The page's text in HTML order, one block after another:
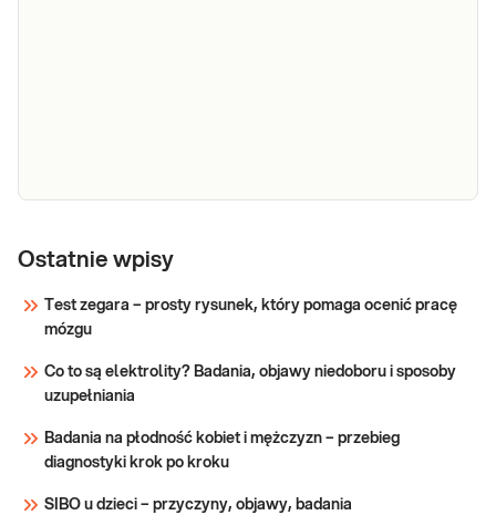
wątrobowe
ALP, BIL,
GGTP)
Próby wątrobowe. Oznaczenie wartości
wątrobowych i bilirubiny) przydatne w
Ostatnie wpisy
Test zegara – prosty rysunek, który pomaga ocenić pracę
mózgu
Co to są elektrolity? Badania, objawy niedoboru i sposoby
uzupełniania
Badania na płodność kobiet i mężczyzn – przebieg
diagnostyki krok po kroku
SIBO u dzieci – przyczyny, objawy, badania